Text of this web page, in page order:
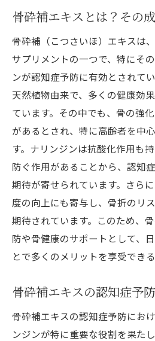
骨砕補エキスとは？その
骨砕補（こつさいほ）エキスは
サプリメントの一つで、特にそ
ンが認知症予防に有効とされて
天然植物由来で、多くの健康効
ています。その中でも、骨の強
があるとされ、特に高齢者を中
す。ナリンジンは抗酸化作用も
防ぐ作用があることから、認知
期待が寄せられています。さら
度の向上にも寄与し、骨折のリ
期待されています。このため、
防や骨健康のサポートとして、
とで多くのメリットを享受できる
骨砕補エキスの認知症予
骨砕補エキスの認知症予防にお
ンジンが特に重要な役割を果た